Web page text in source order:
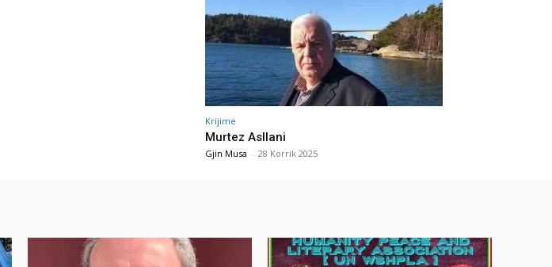
Krijime
Murtez Asllani
Gjin Musa - 28 Korrik 2025